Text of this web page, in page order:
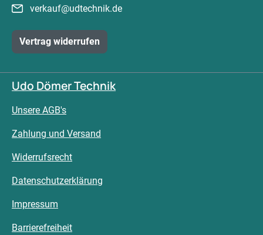
verkauf@udtechnik.de
Vertrag widerrufen
Udo Dömer Technik
Unsere AGB's
Zahlung und Versand
Widerrufsrecht
Datenschutzerklärung
Impressum
Barrierefreiheit